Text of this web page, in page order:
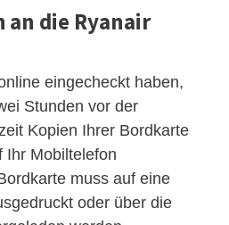
an die Ryanair
eingecheckt haben,
Stunden vor der
Kopien Ihrer Bordkarte
Ihr Mobiltelefon
muss auf eine
oder über die